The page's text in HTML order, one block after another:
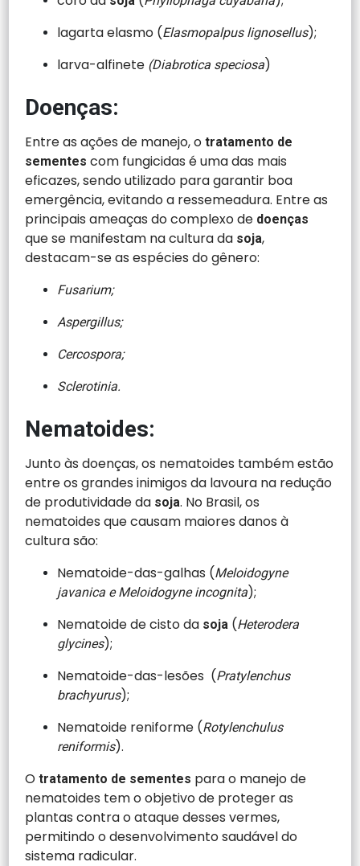
lagarta elasmo (Elasmopalpus lignosellus);
larva-alfinete (Diabrotica speciosa)
Doenças:
Entre as ações de manejo, o tratamento de
sementescom fungicidas é uma das mais
eficazes, sendo utilizado para garantir boa
emergência, evitando a ressemeadura. Entre as
principais ameaças do complexo de doenças
que se manifestam na cultura da soja,
destacam-se as espécies do gênero:
Fusarium;
Aspergillus;
Cercospora;
Sclerotinia.
Nematoides:
Junto às doenças, os nematoides também estão
entre os grandes inimigos da lavoura na redução
de produtividade da soja. No Brasil, os
nematoides que causam maiores danos à
cultura são:
Nematoide-das-galhas (Meloidogyne
javanica e Meloidogyne incognita);
Nematoide de cisto da soja (Heterodera
glycines);
Nematoide-das-lesões (Pratylenchus
brachyurus);
Nematoide reniforme (Rotylenchulus
reniformis).
Otratamento de sementes para o manejo de
nematoides tem o objetivo de proteger as
plantas contra o ataque desses vermes,
permitindo o desenvolvimento saudável do
sistema radicular.